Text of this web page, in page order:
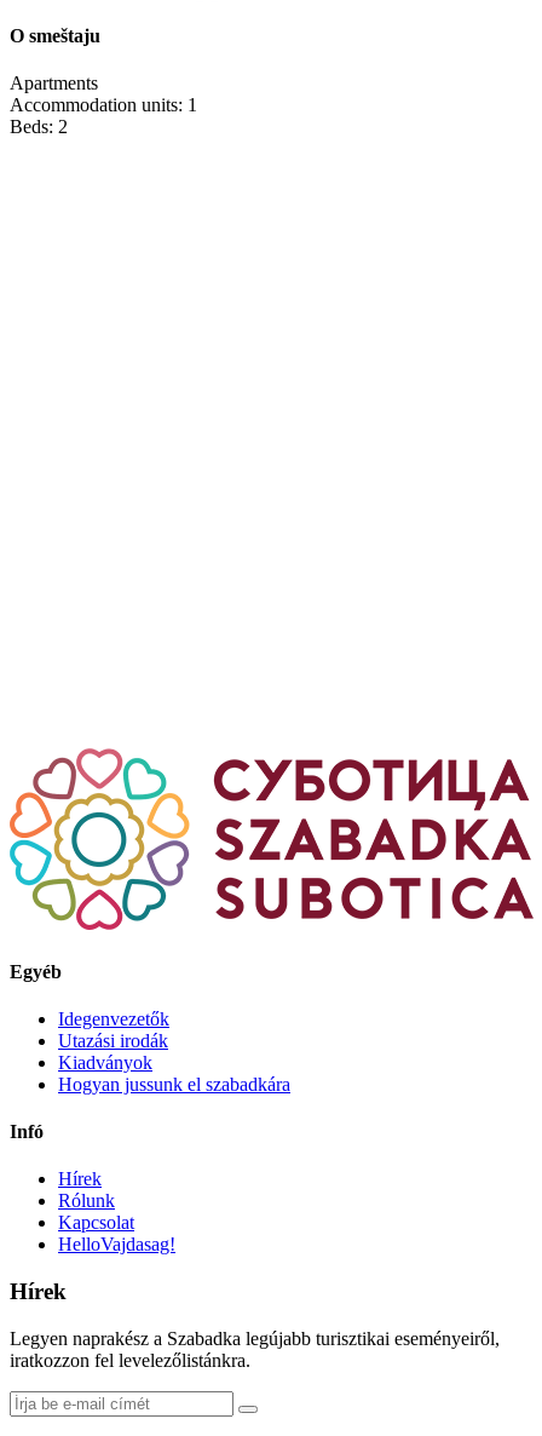
O smeštaju
Apartments
Accommodation units: 1
Beds: 2
Egyéb
Idegenvezetők
Utazási irodák
Kiadványok
Hogyan jussunk el szabadkára
Infó
Hírek
Rólunk
Kapcsolat
HelloVajdasag!
Hírek
Legyen naprakész a Szabadka legújabb turisztikai eseményeiről,
iratkozzon fel levelezőlistánkra.